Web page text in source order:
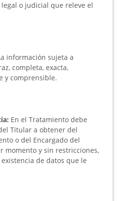
o judicial que releve el
información sujeta a
completa, exacta,
y comprensible.
En el Tratamiento debe
Titular a obtener del
o del Encargado del
momento y sin restricciones,
de datos que le